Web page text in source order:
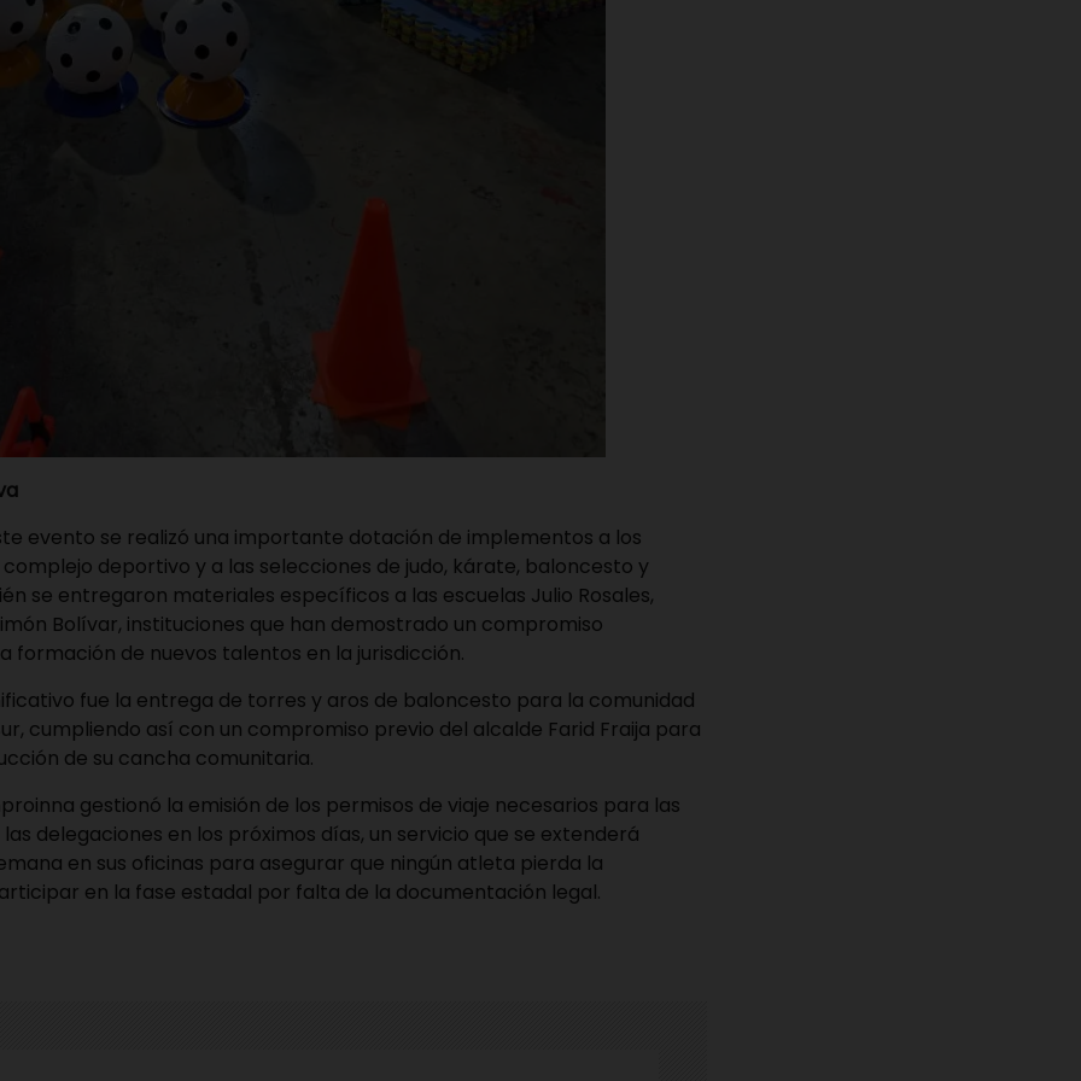
evento se realizó una importante dotación de implementos a los
deportivo y a las selecciones de judo, kárate, baloncesto y
se entregaron materiales específicos a las escuelas Julio Rosales,
Bolívar, instituciones que han demostrado un compromiso
formación de nuevos talentos en la jurisdicción.
fue la entrega de torres y aros de baloncesto para la comunidad
cumpliendo así con un compromiso previo del alcalde Farid Fraija para
de su cancha comunitaria.
gestionó la emisión de los permisos de viaje necesarios para las
delegaciones en los próximos días, un servicio que se extenderá
en sus oficinas para asegurar que ningún atleta pierda la
en la fase estadal por falta de la documentación legal.